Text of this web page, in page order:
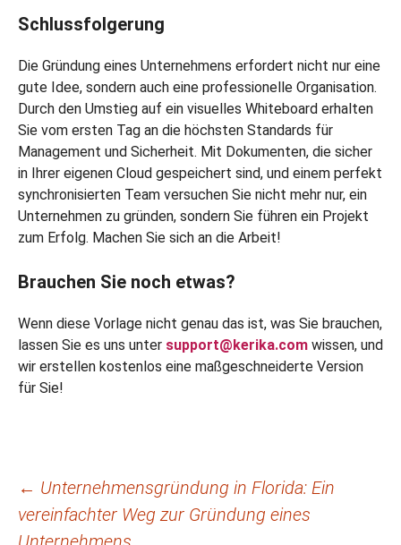
Schlussfolgerung
Die Gründung eines Unternehmens erfordert nicht nur eine
gute Idee, sondern auch eine professionelle Organisation.
Durch den Umstieg auf ein visuelles Whiteboard erhalten
Sie vom ersten Tag an die höchsten Standards für
Management und Sicherheit. Mit Dokumenten, die sicher
in Ihrer eigenen Cloud gespeichert sind, und einem perfekt
synchronisierten Team versuchen Sie nicht mehr nur, ein
Unternehmen zu gründen, sondern Sie führen ein Projekt
zum Erfolg. Machen Sie sich an die Arbeit!
Brauchen Sie noch etwas?
Wenn diese Vorlage nicht genau das ist, was Sie brauchen,
lassen Sie es uns unter support@kerika.com wissen, und
wir erstellen kostenlos eine maßgeschneiderte Version
für Sie!
Beitragsnavigation
← Unternehmensgründung in Florida: Ein
vereinfachter Weg zur Gründung eines